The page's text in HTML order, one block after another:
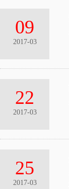
09
2017-03
22
2017-03
25
2017-03